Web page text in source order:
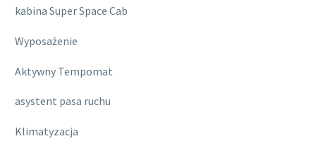
kabina Super Space Cab
Wyposażenie
Aktywny Tempomat
asystent pasa ruchu
Klimatyzacja